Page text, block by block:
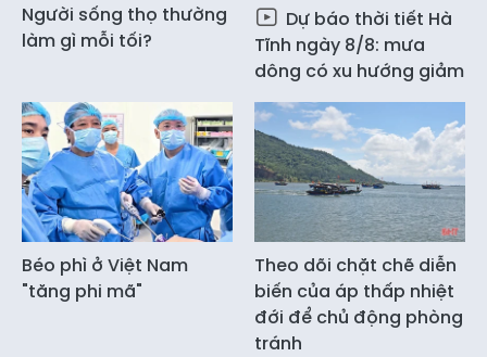
Người sống thọ thường
làm gì mỗi tối?
Dự báo thời tiết Hà
Tĩnh ngày 8/8: mưa
dông có xu hướng giảm
Béo phì ở Việt Nam
"tăng phi mã"
Theo dõi chặt chẽ diễn
biến của áp thấp nhiệt
đới để chủ động phòng
tránh